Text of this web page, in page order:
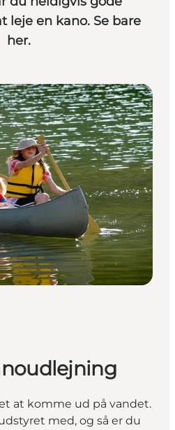
leje en kano. Se bare
her.
at komme ud på vandet.
med, og så er du